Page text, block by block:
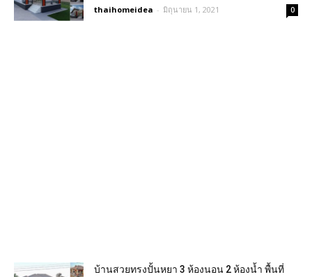
thaihomeidea - มิถุนายน 1, 2021 0
บ้านสวยทรงปั้นหยา 3 ห้องนอน 2 ห้องน้ำ พื้นที่